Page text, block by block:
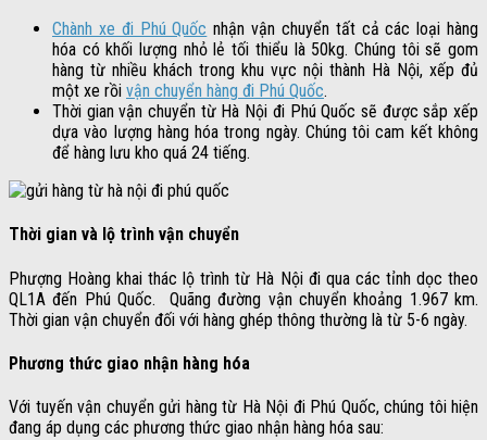
Chành xe đi Phú Quốc nhận vận chuyển tất cả các loại hàng
hóa có khối lượng nhỏ lẻ tối thiểu là 50kg. Chúng tôi sẽ gom
hàng từ nhiều khách trong khu vực nội thành Hà Nội, xếp đủ
một xe rồi vận chuyển hàng đi Phú Quốc.
Thời gian vận chuyển từ Hà Nội đi Phú Quốc sẽ được sắp xếp
dựa vào lượng hàng hóa trong ngày. Chúng tôi cam kết không
để hàng lưu kho quá 24 tiếng.
Thời gian và lộ trình vận chuyển
Phượng Hoàng khai thác lộ trình từ Hà Nội đi qua các tỉnh dọc theo
QL1A đến Phú Quốc. Quãng đường vận chuyển khoảng 1.967 km.
Thời gian vận chuyển đối với hàng ghép thông thường là từ 5-6 ngày.
Phương thức giao nhận hàng hóa
Với tuyến vận chuyển gửi hàng từ Hà Nội đi Phú Quốc, chúng tôi hiện
đang áp dụng các phương thức giao nhận hàng hóa sau: